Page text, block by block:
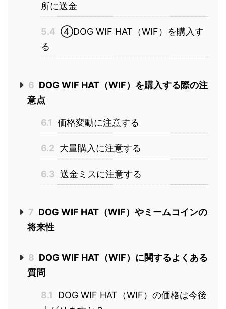
所に送金
5.4 ④DOG WIF HAT（WIF）を購入す
る
6 DOG WIF HAT（WIF）を購入する際の注
意点
6.1 価格変動に注意する
6.2 大量購入に注意する
6.3 送金ミスに注意する
7 DOG WIF HAT（WIF）やミームコインの
将来性
8 DOG WIF HAT（WIF）に関するよくある
質問
8.1
DOG WIF HAT（WIF）の価格は今後